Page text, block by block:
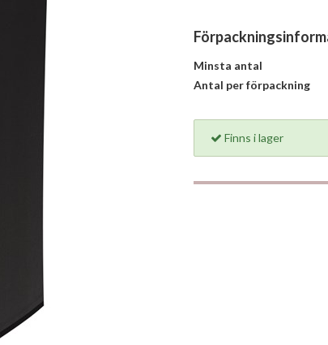
Minsta antal
Antal per förpackning
Finns i lager